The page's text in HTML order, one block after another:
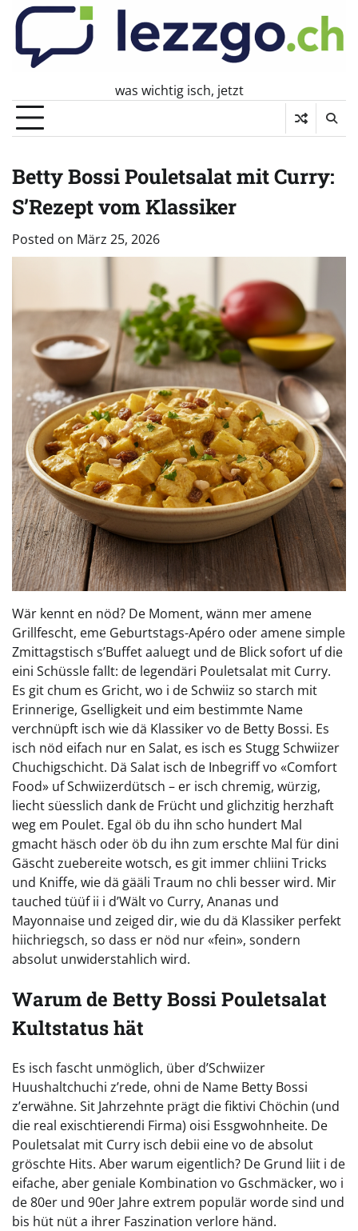
Skip
content
was wichtig isch, jetzt
Betty Bossi Pouletsalat mit Curry:
S’Rezept vom Klassiker
Posted on März 25, 2026
Wär kennt en nöd? De Moment, wänn mer amene
Grillfescht, eme Geburtstags-Apéro oder amene simple
Zmittagstisch s’Buffet aaluegt und de Blick sofort uf die
eini Schüssle fallt: de legendäri Pouletsalat mit Curry.
Es git chum es Gricht, wo i de Schwiiz so starch mit
Erinnerige, Gselligkeit und eim bestimmte Name
verchnüpft isch wie dä Klassiker vo de Betty Bossi. Es
isch nöd eifach nur en Salat, es isch es Stugg Schwiizer
Chuchigschicht. Dä Salat isch de Inbegriff vo «Comfort
Food» uf Schwiizerdütsch – er isch chremig, würzig,
liecht süesslich dank de Frücht und glichzitig herzhaft
weg em Poulet. Egal öb du ihn scho hundert Mal
gmacht häsch oder öb du ihn zum erschte Mal für dini
Gäscht zuebereite wotsch, es git immer chliini Tricks
und Kniffe, wie dä gääli Traum no chli besser wird. Mir
tauched tüüf ii i d’Wält vo Curry, Ananas und
Mayonnaise und zeiged dir, wie du dä Klassiker perfekt
hiichriegsch, so dass er nöd nur «fein», sondern
absolut unwiderstahlich wird.
Warum de Betty Bossi Pouletsalat
Kultstatus hät
Es isch fascht unmöglich, über d’Schwiizer
Huushaltchuchi z’rede, ohni de Name Betty Bossi
z’erwähne. Sit Jahrzehnte prägt die fiktivi Chöchin (und
die real exischtierendi Firma) oisi Essgwohnheite. De
Pouletsalat mit Curry isch debii eine vo de absolut
gröschte Hits. Aber warum eigentlich? De Grund liit i de
eifache, aber geniale Kombination vo Gschmäcker, wo i
de 80er und 90er Jahre extrem populär worde sind und
bis hüt nüt a ihrer Faszination verlore händ.